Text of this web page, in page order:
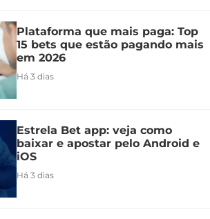
Plataforma que mais paga: Top
15 bets que estão pagando mais
em 2026
Há 3 dias
Estrela Bet app: veja como
baixar e apostar pelo Android e
iOS
Há 3 dias